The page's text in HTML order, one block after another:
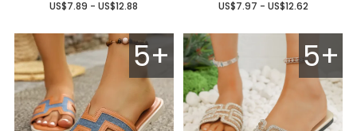
US$7.89 - US$12.88 US$7.97 - US$12.62
5+ 5+